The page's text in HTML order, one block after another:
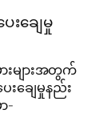
းချေမှု
းများအတွက်
းချေမှုနည်း
-